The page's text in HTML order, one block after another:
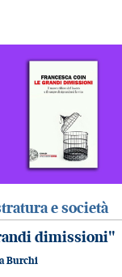
e società
dimissioni"
Burchi